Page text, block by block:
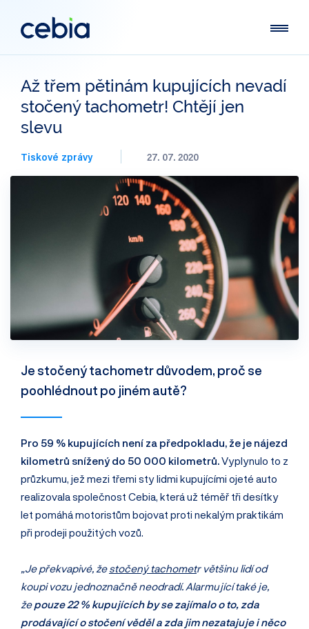
Až třem pětinám kupujících nevadí
stočený tachometr! Chtějí jen
slevu
Tiskové zprávy 27. 07. 2020
Je stočený tachometr důvodem, proč se
poohlédnout po jiném autě?
Pro 59 % kupujících není za předpokladu, že je nájezd
kilometrů snížený do 50 000 kilometrů.Vyplynulo to z
průzkumu, jež mezi třemi sty lidmi kupujícími ojeté auto
realizovala společnost Cebia, která už téměř tři desítky
let pomáhá motoristům bojovat proti nekalým praktikám
při prodeji použitých vozů.
„Je překvapivé, žestočený tachometr většinu lidí od
koupi vozu jednoznačně neodradí. Alarmující také je,
žepouze 22 % kupujících by se zajímalo o to, zda
prodávající o stočení věděl a zda jim nezatajuje i něco